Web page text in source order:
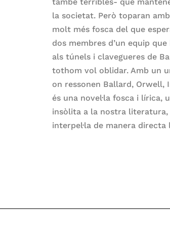
la societat. Però toparan
molt més fosca del que
dos membres d’un equip
als túnels i clavegueres de
tothom vol oblidar. Amb un
on ressonen Ballard, Orwell,
és una novel·la fosca i
insòlita a la nostra
interpel·la de manera directa